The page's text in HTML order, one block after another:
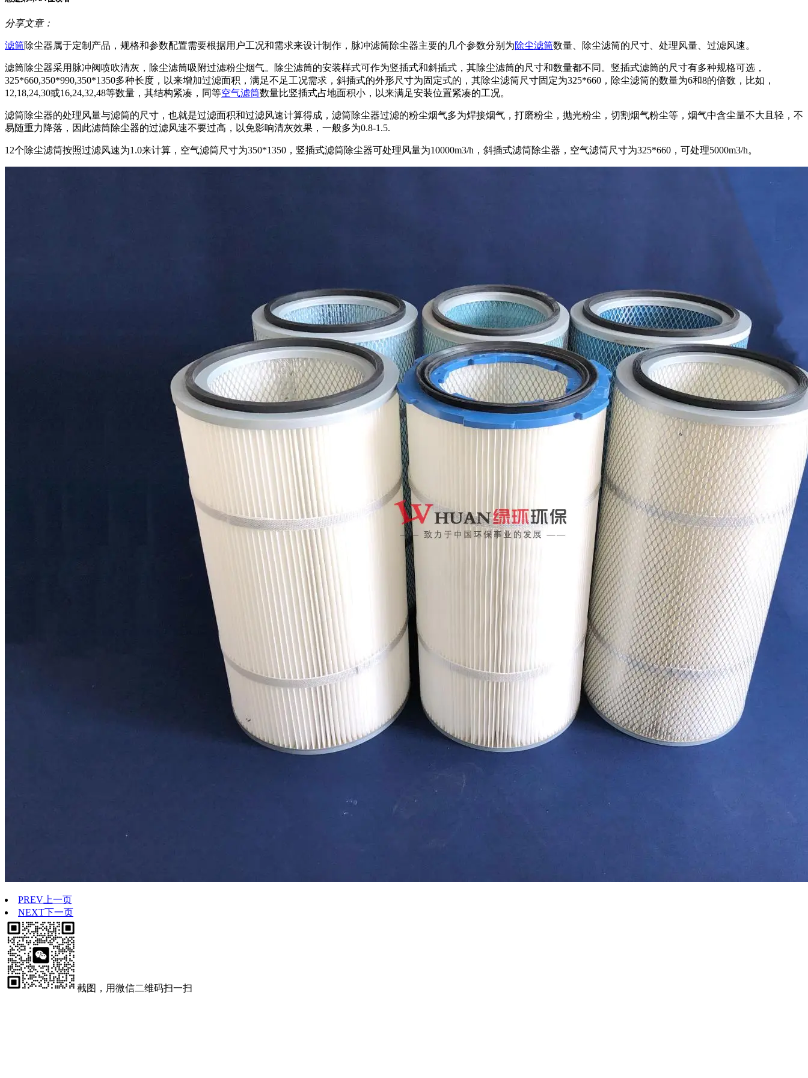
分享文章：
滤筒除尘器属于定制产品，规格和参数配置需要根据用户工况和需求来设计制作，脉冲滤筒除尘器主要的几个参数分别为除尘滤筒数量、除尘滤筒的尺寸、处理风量、过滤风速。
滤筒除尘器采用脉冲阀喷吹清灰，除尘滤筒吸附过滤粉尘烟气。除尘滤筒的安装样式可作为竖插式和斜插式，其除尘滤筒的尺寸和数量都不同。竖插式滤筒的尺寸有多种规格可选，
325*660,350*990,350*1350多种长度，以来增加过滤面积，满足不足工况需求，斜插式的外形尺寸为固定式的，其除尘滤筒尺寸固定为325*660，除尘滤筒的数量为6和8的倍数，比如，
12,18,24,30或16,24,32,48等数量，其结构紧凑，同等空气滤筒数量比竖插式占地面积小，以来满足安装位置紧凑的工况。
滤筒除尘器的处理风量与滤筒的尺寸，也就是过滤面积和过滤风速计算得成，滤筒除尘器过滤的粉尘烟气多为焊接烟气，打磨粉尘，抛光粉尘，切割烟气粉尘等，烟气中含尘量不大且轻，不
易随重力降落，因此滤筒除尘器的过滤风速不要过高，以免影响清灰效果，一般多为0.8-1.5.
12个除尘滤筒按照过滤风速为1.0来计算，空气滤筒尺寸为350*1350，竖插式滤筒除尘器可处理风量为10000m3/h，斜插式滤筒除尘器，空气滤筒尺寸为325*660，可处理5000m3/h。
PREV 上一页
NEXT下一页
截图，用微信二维码扫一扫